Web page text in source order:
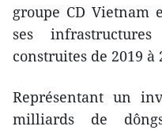
groupe CD Vietnam
ses
construites de 2019 à
Représentant un
milliards de